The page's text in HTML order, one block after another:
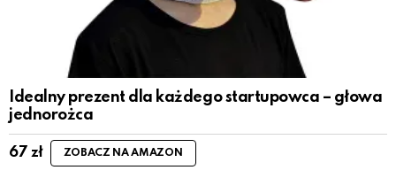
Idealny prezent dla każdego startupowca – głowa
jednorożca
67 zł ZOBACZ NA AMAZON